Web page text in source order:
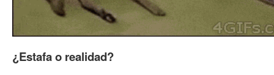
¿Estafa o realidad?